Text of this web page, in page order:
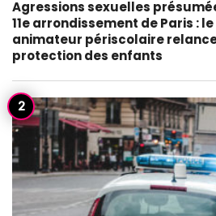
Agressions sexuelles
11e arrondissement de Paris :
animateur périscolaire
protection des enfants